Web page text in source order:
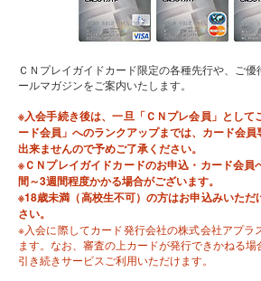
ＣＮプレイガイドカード限定の各種先行や、ご
ールマガジンをご案内いたします。
※入会手続き後は、一旦「ＣＮプレ会員」として
ード会員」へのランクアップまでは、カード会
出来ませんので予めご了承ください。
※ＣＮプレイガイドカードのお申込・カード会員
間～3週間程度かかる場合がございます。
※18歳未満（高校生不可）の方はお申込みいただ
さい。
※入会に際してカード発行会社の株式会社アプラ
ます。なお、審査の上カードが発行できかねる
引き続きサービスご利用いただけます。